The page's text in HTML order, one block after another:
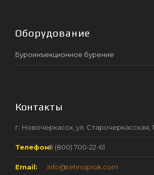
Оборудование
Буроинъекционное бурение
Контакты
г. Новочеркасск, ул. Старочеркасская, 1
Телефон:8 (800) 700-22-61
Email: info@tehnoprok.com